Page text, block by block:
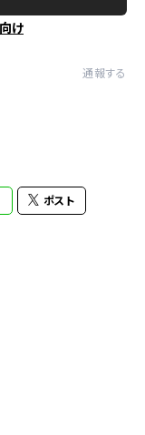
け
通報する
ポスト